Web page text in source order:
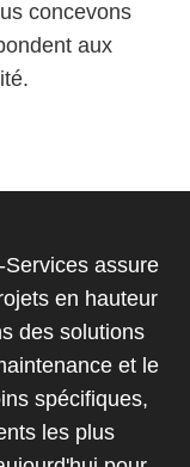
concevons
aux
Services assure
en hauteur
des solutions
et le
spécifiques,
les plus